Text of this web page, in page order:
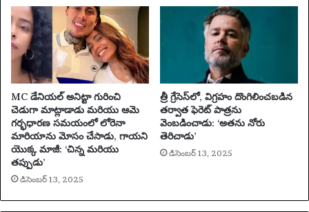
MC డేనియల్ అనిట్టా గురించి
చెడుగా మాట్లాడాడు మరియు ఆమె
గర్భధారణ సమయంలో లోరెనా
మారియాను మోసం చేసాడు, గాయని
యొక్క మాజీ: ‘చిన్న మరియు
తప్పుడు’
డిసెంబర్ 13, 2025
త్రీ గ్రేసెస్‌లో, విగ్రహం దొంగిలించబడిన
తర్వాత ఫెరెట్ పాత్రను
వెంబడించాడు: ‘అతను నోరు
తెరిచాడు’
డిసెంబర్ 13, 2025